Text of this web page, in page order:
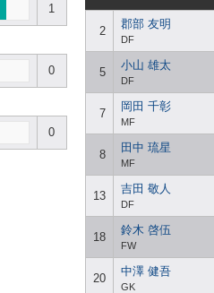
2
郡部 友明
DF
5
小山 雄太
DF
7
岡田 千彰
MF
8
田中 琉星
MF
13
吉田 敬人
DF
18
鈴木 啓伍
FW
20
中澤 健吾
GK
1
0
0